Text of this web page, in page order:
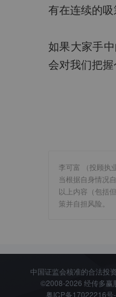
有在连续的吸
如果大家手
会对我们把
李可富 （投顾执
当根据自身情况
以上内容（包括
策并自担风险。
中国证监会核准的合法投
©2008-2026 经传多赢
粤ICP备17022216号